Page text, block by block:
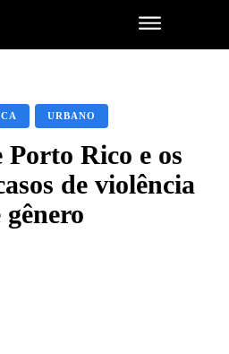
URBANO
Porto Rico e os
de violência
gênero